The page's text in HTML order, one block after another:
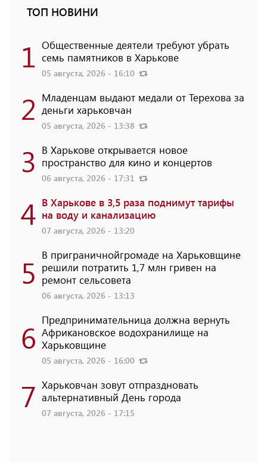
ТОП НОВИНИ
1 Общественные деятели требуют убрать
семь памятников в Харькове
05 августа, 2026 - 16:10
2 Младенцам выдают медали от Терехова за
деньги харьковчан
05 августа, 2026 - 13:38
3 В Харькове открывается новое
пространство для кино и концертов
06 августа, 2026 - 17:31
4 В Харькове в 3,5 раза поднимут тарифы
на воду и канализацию
07 августа, 2026 - 13:20
5 В приграничнойгромаде на Харьковщине
решили потратить 1,7 млн ​​гривен на
ремонт сельсовета
06 августа, 2026 - 13:13
6 Предпринимательница должна вернуть
Африкановское водохранилище на
Харьковщине
05 августа, 2026 - 16:00
7 Харьковчан зовут отпраздновать
альтернативный День города
07 августа, 2026 - 17:15